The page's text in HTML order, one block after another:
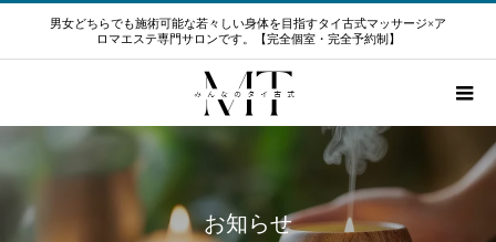
男女どちらでも施術可能な若々しい身体を目指すタイ古式マッサージ×ア
ロマエステ専門サロンです。【完全個室・完全予約制】
お知らせ